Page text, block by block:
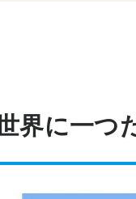
界に一つ